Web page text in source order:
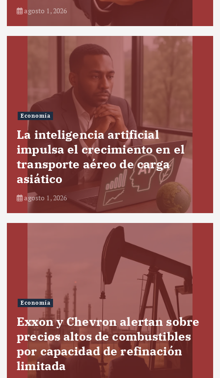
agosto 1, 2026
Economía
La inteligencia artificial
impulsa el crecimiento en el
transporte aéreo de carga
asiático
agosto 1, 2026
Economía
Exxon y Chevron alertan sobre
precios altos de combustibles
por capacidad de refinación
limitada